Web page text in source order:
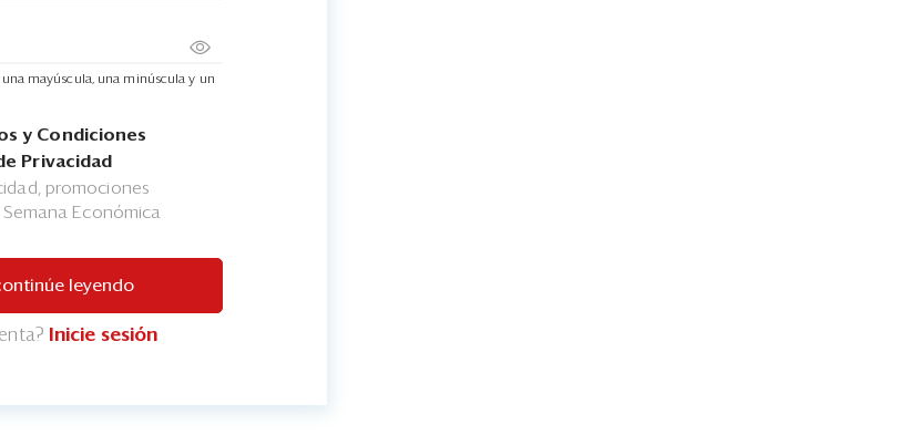
una mayúscula, una minúscula y un
y Condiciones
Privacidad
promociones
Económica
leyendo
Inicie sesión